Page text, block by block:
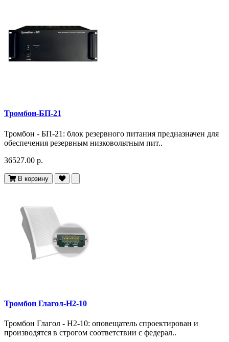
Тромбон-БП-21
Тромбон - БП-21: блок резервного питания предназначен для
обеспечения резервным низковольтным пит..
36527.00 р.
В корзину
Тромбон Глагол-Н2-10
Тромбон Глагол - Н2-10: оповещатель спроектирован и
производятся в строгом соответствии с федерал..